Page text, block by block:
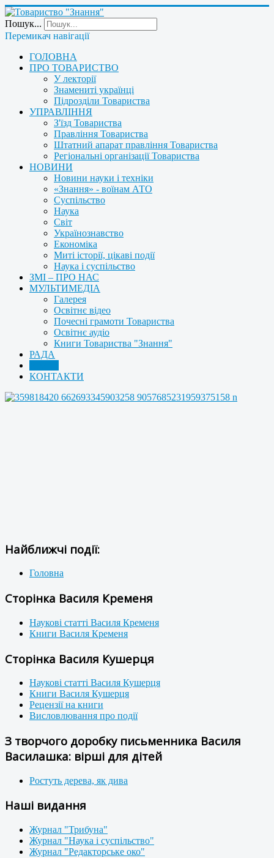
Пошук...
Перемикач навігації
ГОЛОВНА
ПРО ТОВАРИСТВО
У лекторії
Знамениті українці
Підрозділи Товариства
УПРАВЛІННЯ
З'їзд Товариства
Правління Товариства
Штатний апарат правління Товариства
Регіональні організації Товариства
НОВИНИ
Новини науки і техніки
«Знання» - воїнам АТО
Суспільство
Наука
Світ
Українознавство
Економіка
Миті історії, цікаві події
Наука і суспільство
ЗМІ – ПРО НАС
МУЛЬТИМЕДІА
Галерея
Освітнє відео
Почесні грамоти Товариства
Освітнє аудіо
Книги Товариства "Знання"
РАДА
КОНТАКТИ
Найближчі події:
Головна
Сторінка Василя Кременя
Наукові статті Василя Кременя
Книги Василя Кременя
Сторінка Василя Кушерця
Наукові статті Василя Кушерця
Книги Василя Кушерця
Рецензії на книги
Висловлювання про події
З творчого доробку письменника Василя
Василашка: вірші для дітей
Ростуть дерева, як дива
Наші видання
Журнал "Трибуна"
Журнал "Наука і суспільство"
Журнал "Редакторське око"